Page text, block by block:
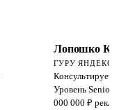
Лопошко
ГУРУ ЯНДЕКСА,
Консультируется
Уровень Senior+.
000 000 ₽